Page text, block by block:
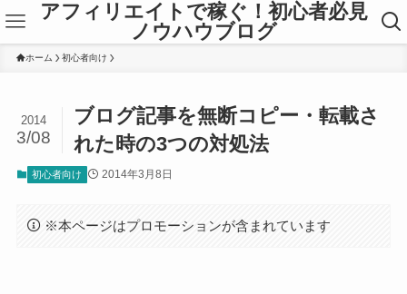
アフィリエイトで稼ぐ！初心者必見
ノウハウブログ
ホーム 初心者向け
ブログ記事を無断コピー・転載さ
れた時の3つの対処法
2014
3/08
初心者向け 2014年3月8日
※本ページはプロモーションが含まれています